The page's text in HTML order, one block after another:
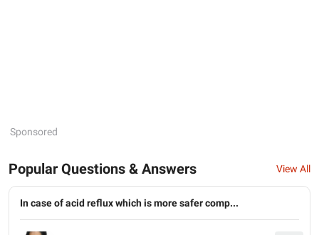
Sponsored
Popular Questions & Answers View All
In case of acid reflux which is more safer comp...